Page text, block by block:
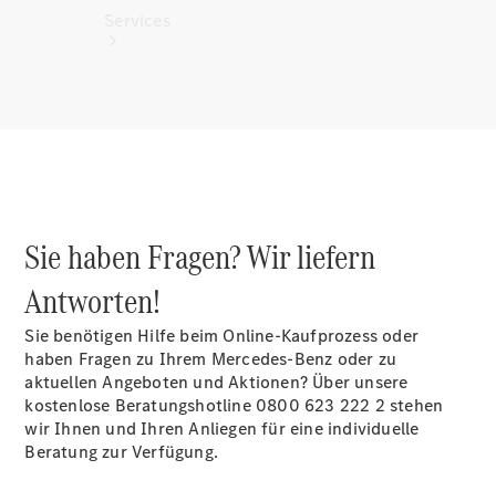
Ladelösungen
Servicetermin
vereinbaren
Service &
Reparatur
Pannen- &
Schadenhilfe
Sie haben Fragen? Wir liefern
Antworten!
Sie benötigen Hilfe beim Online-Kaufprozess oder
haben Fragen zu Ihrem Mercedes-Benz oder zu
aktuellen Angeboten und Aktionen? Über unsere
kostenlose Beratungshotline 0800 623 222 2 stehen
wir Ihnen und Ihren Anliegen für eine individuelle
Beratung zur Verfügung.